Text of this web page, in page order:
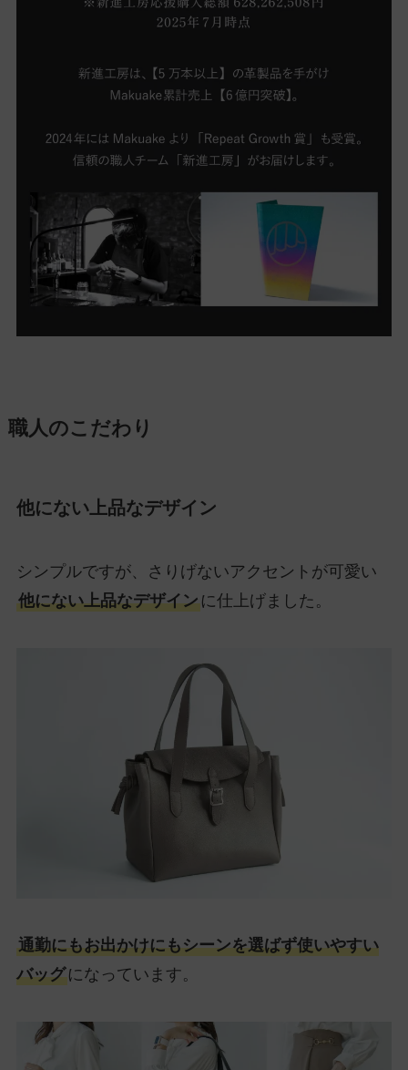
職人のこだわり
他にない上品なデザイン
シンプルですが、さりげないアクセントが可愛い
他にない上品なデザインに仕上げました。
通勤にもお出かけにもシーンを選ばず使いやすい
バッグになっています。